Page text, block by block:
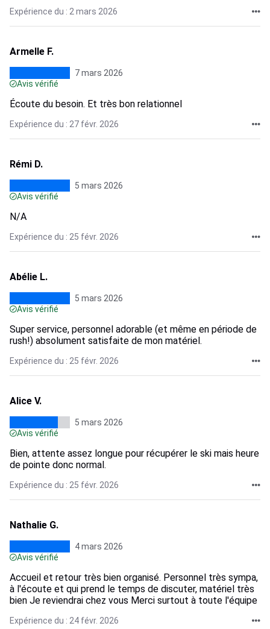
Expérience du : 2 mars 2026
Armelle F.
7 mars 2026
Avis vérifié
Écoute du besoin. Et très bon relationnel
Expérience du : 27 févr. 2026
Rémi D.
5 mars 2026
Avis vérifié
N/A
Expérience du : 25 févr. 2026
Abélie L.
5 mars 2026
Avis vérifié
Super service, personnel adorable (et même en période de
rush!) absolument satisfaite de mon matériel.
Expérience du : 25 févr. 2026
Alice V.
5 mars 2026
Avis vérifié
Bien, attente assez longue pour récupérer le ski mais heure
de pointe donc normal.
Expérience du : 25 févr. 2026
Nathalie G.
4 mars 2026
Avis vérifié
Accueil et retour très bien organisé. Personnel très sympa,
à l'écoute et qui prend le temps de discuter, matériel très
bien Je reviendrai chez vous Merci surtout à toute l'équipe
Expérience du : 24 févr. 2026